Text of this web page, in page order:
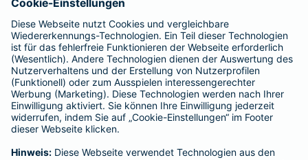
Barmenia ist Teil der BarmeniaGothaer
BELIEBTE SEITEN
Kranken-Zusatzversicherung
Tierversicherungen
Haftpflichtversicherung
Hausratversicherung